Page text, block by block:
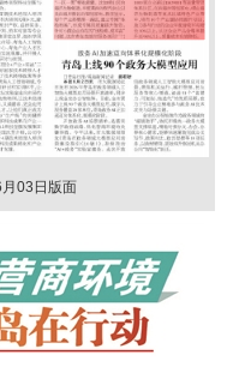
03日版面